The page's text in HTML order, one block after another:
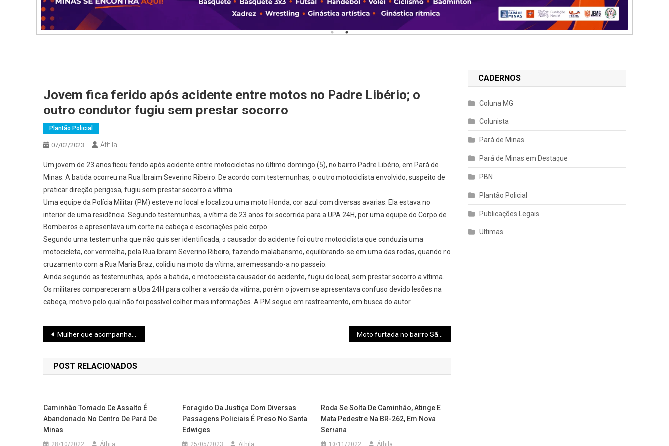
Jovem fica ferido após acidente entre motos no Padre Libério; o
outro condutor fugiu sem prestar socorro
Plantão Policial
07/02/2023 Áthila
Um jovem de 23 anos ficou ferido após acidente entre motocicletas no último domingo (5), no bairro Padre Libério, em Pará de
Minas. A batida ocorreu na Rua Ibraim Severino Ribeiro. De acordo com testemunhas, o outro motociclista envolvido, suspeito de
praticar direção perigosa, fugiu sem prestar socorro a vítima.
Uma equipe da Polícia Militar (PM) esteve no local e localizou uma moto Honda, cor azul com diversas avarias. Ela estava no
interior de uma residência. Segundo testemunhas, a vítima de 23 anos foi socorrida para a UPA 24H, por uma equipe do Corpo de
Bombeiros e apresentava um corte na cabeça e escoriações pelo corpo.
Segundo uma testemunha que não quis ser identificada, o causador do acidente foi outro motociclista que conduzia uma
motocicleta, cor vermelha, pela Rua Ibraim Severino Ribeiro, fazendo malabarismo, equilibrando-se em uma das rodas, quando no
cruzamento com a Rua Maria Braz, colidiu na moto da vítima, arremessando-a no passeio.
Ainda segundo as testemunhas, após a batida, o motociclista causador do acidente, fugiu do local, sem prestar socorro a vítima.
Os militares compareceram a Upa 24H para colher a versão da vítima, porém o jovem se apresentava confuso devido lesões na
cabeça, motivo pelo qual não foi possível colher mais informações. A PM segue em rastreamento, em busca do autor.
Navegação
de
Post
Mulher que acompanhava o filho para consulta em Pará de Minas morre após moto bater em ambulância na BR-262 Moto furtada no bairro São Paulo é localizada pela Policia abandonada no Pe. Libério
POST RELACIONADOS
Caminhão Tomado De Assalto É
Abandonado No Centro De Pará De
Minas
28/10/2022 Áthila
Foragido Da Justiça Com Diversas
Passagens Policiais É Preso No Santa
Edwiges
25/05/2023 Áthila
Roda Se Solta De Caminhão, Atinge E
Mata Pedestre Na BR-262, Em Nova
Serrana
10/11/2022 Áthila
CADERNOS
Coluna MG
Colunista
Pará de Minas
Pará de Minas em Destaque
PBN
Plantão Policial
Publicações Legais
Ultimas